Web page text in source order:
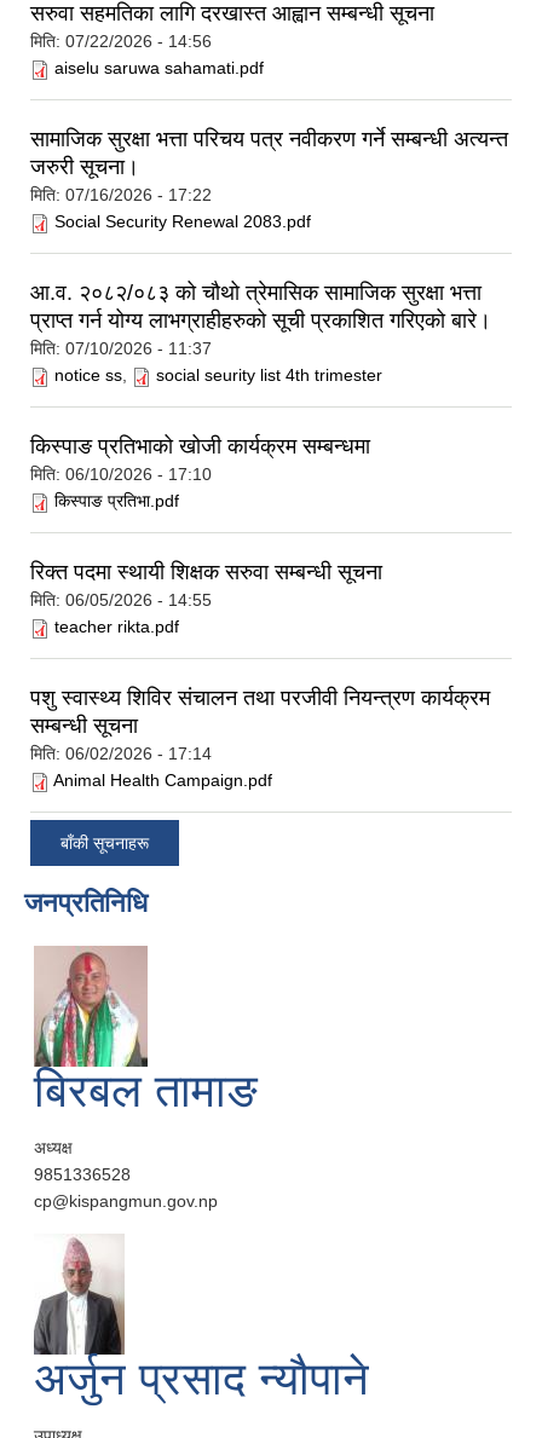
सरुवा सहमतिका लागि दरखास्त आह्वान सम्बन्धी सूचना
मिति: 07/22/2026 - 14:56
aiselu saruwa sahamati.pdf
सामाजिक सुरक्षा भत्ता परिचय पत्र नवीकरण गर्ने सम्बन्धी अत्यन्त
जरुरी सूचना।
मिति: 07/16/2026 - 17:22
Social Security Renewal 2083.pdf
आ.व. २०८२/०८३ को चौथो त्रेमासिक सामाजिक सुरक्षा भत्ता
प्राप्त गर्न योग्य लाभग्राहीहरुको सूची प्रकाशित गरिएको बारे।
मिति: 07/10/2026 - 11:37
notice ss, social seurity list 4th trimester
किस्पाङ प्रतिभाको खोजी कार्यक्रम सम्बन्धमा
मिति: 06/10/2026 - 17:10
किस्पाङ प्रतिभा.pdf
रिक्त पदमा स्थायी शिक्षक सरुवा सम्बन्धी सूचना
मिति: 06/05/2026 - 14:55
teacher rikta.pdf
पशु स्वास्थ्य शिविर संचालन तथा परजीवी नियन्त्रण कार्यक्रम
सम्बन्धी सूचना
मिति: 06/02/2026 - 17:14
Animal Health Campaign.pdf
बाँकी सूचनाहरू
जनप्रतिनिधि
बिरबल तामाङ
अध्यक्ष
9851336528
cp@kispangmun.gov.np
अर्जुन प्रसाद न्यौपाने